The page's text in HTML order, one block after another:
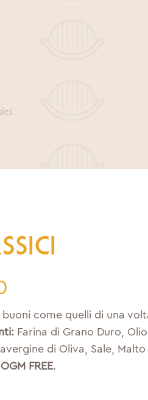
buoni come quelli di una
Farina di Grano Duro,
di Oliva, Sale,
OGM FREE.